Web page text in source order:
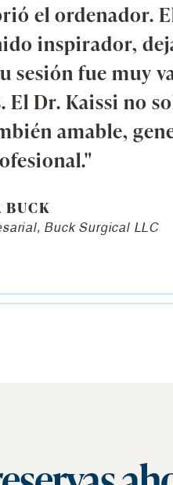
el ordenador.
inspirador,
sesión fue muy
Dr. Kaissi no
amable,
BUCK
Buck Surgical LLC